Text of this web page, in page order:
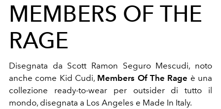
MEMBERS OF THE
RAGE
Disegnata da Scott Ramon Seguro Mescudi, noto
anche come Kid Cudi, Members Of The Rage è una
collezione ready-to-wear per outsider di tutto il
mondo, disegnata a Los Angeles e Made In Italy.